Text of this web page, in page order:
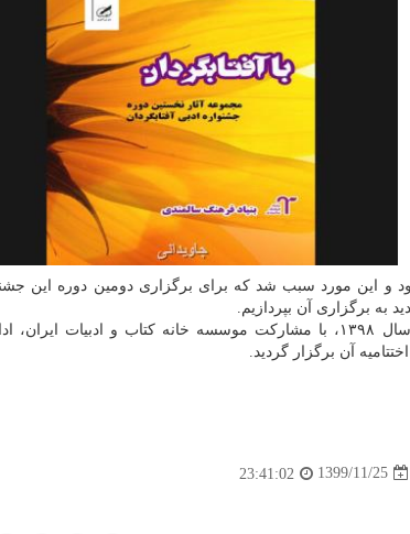
و این مورد سبب شد که برای برگزاری دومین دوره این
به برگزاری آن بپردازیم.
کل
1399/11/25
23:41:02